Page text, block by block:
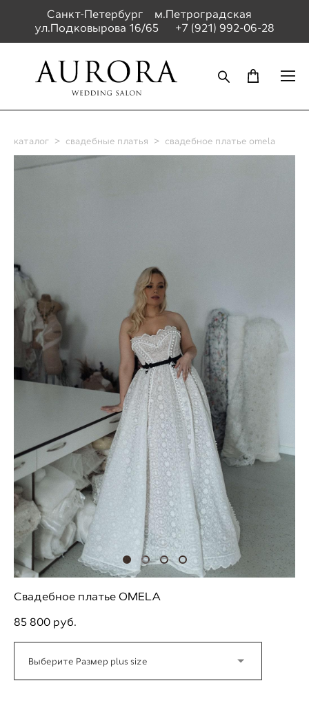
Санкт-Петербург м.Петроградская
ул.Подковырова 16/65 +7 (921) 992-06-28
каталог > свадебные платья > свадебное платье omela
Свадебное платье OMELA
85 800 pуб.
Выберите Размер plus size